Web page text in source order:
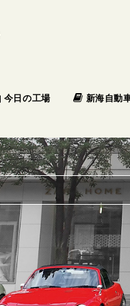
今日の工場 新海自動